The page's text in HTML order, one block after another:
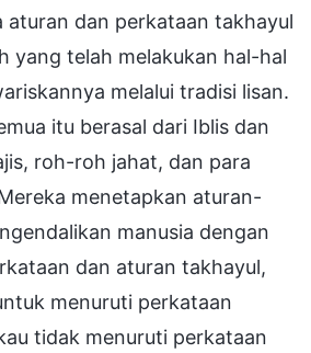
aturan dan perkataan takhayul
yang telah melakukan hal-hal
melalui tradisi lisan.
itu berasal dari Iblis dan
roh-roh jahat, dan para
menetapkan aturan-
manusia dengan
dan aturan takhayul,
menuruti perkataan
tidak menuruti perkataan